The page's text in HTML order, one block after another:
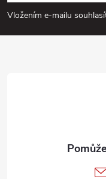
pVložením e-mailu